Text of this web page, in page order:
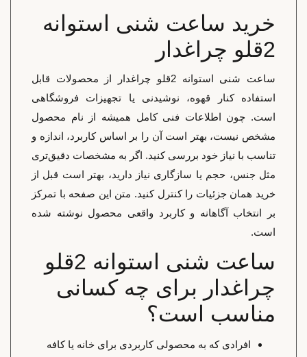
خرید ساعت شنی استوانه
2قلو چراغدار
ساعت شنی استوانه 2قلو چراغدار از محصولات قابل
استفاده کنار قهوه، نوشیدنی یا تجهیزات فروشگاهی
است. چون اطلاعات فنی کامل همیشه از نام محصول
مشخص نیست، بهتر است آن را بر اساس کاربرد، اندازه و
تناسب با نیاز خود بررسی کنید. اگر به مشخصات دقیق‌تری
مثل جنس، حجم یا سازگاری نیاز دارید، بهتر است قبل از
خرید همان جزئیات را کنترل کنید. متن این صفحه با تمرکز
بر انتخاب آگاهانه و کاربرد واقعی محصول نوشته شده
است.
ساعت شنی استوانه 2قلو
چراغدار برای چه کسانی
مناسب است؟
افرادی که به محصولی کاربردی برای خانه یا کافه